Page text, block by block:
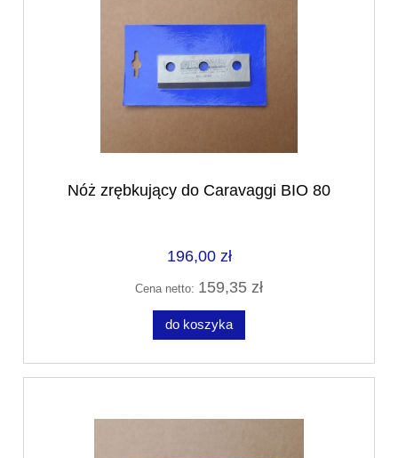
Nóż zrębkujący do Caravaggi BIO 80
196,00 zł
Cena netto: 159,35 zł
do koszyka